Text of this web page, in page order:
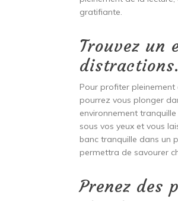
gratifiante.
Trouvez un
distractions.
Pour profiter
pourrez vous plonger
environnement
sous vos yeux et vous
banc tranquille dans un
permettra de savourer
Prenez des